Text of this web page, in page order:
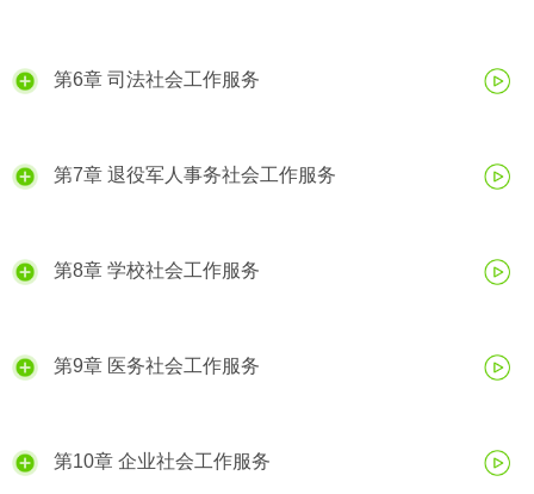
第6章 司法社会工作服务
第7章 退役军人事务社会工作服务
第8章 学校社会工作服务
第9章 医务社会工作服务
第10章 企业社会工作服务